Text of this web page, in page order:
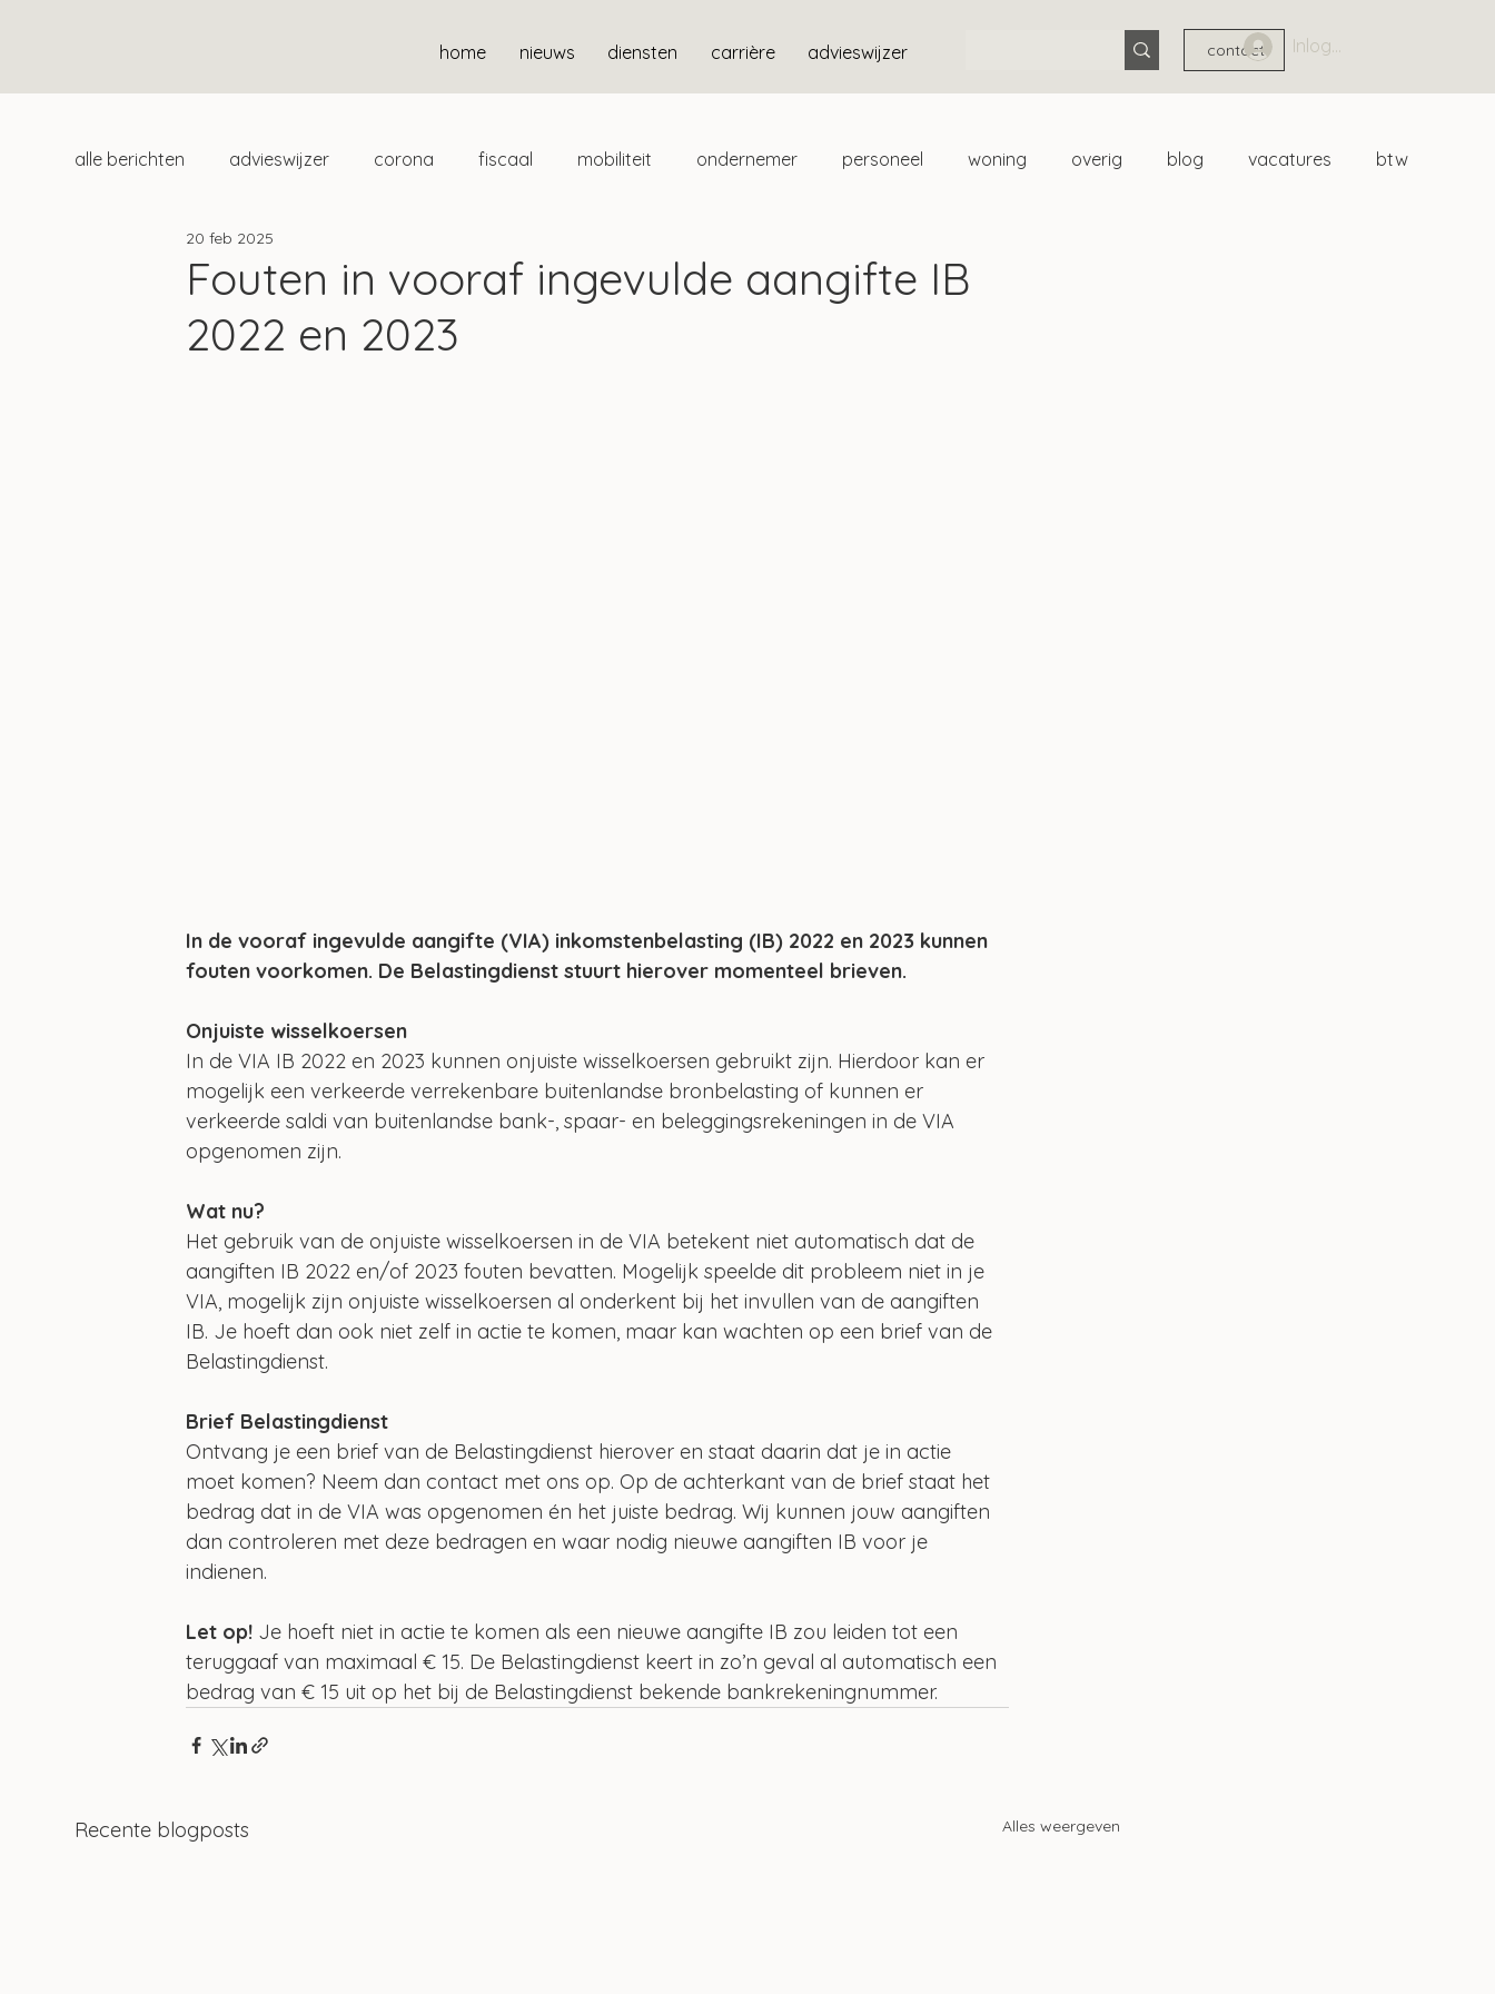
contact
home nieuws diensten carrière advieswijzer Inloggen
alle berichten advieswijzer corona fiscaal mobiliteit ondernemer personeel woning overig blog vacatures btw
duurzaam home
Fouten in vooraf ingevulde aangifte IB
2022 en 2023
20 feb 2025
In de vooraf ingevulde aangifte (VIA) inkomstenbelasting (IB) 2022 en 2023 kunnen
fouten voorkomen. De Belastingdienst stuurt hierover momenteel brieven.
Onjuiste wisselkoersen
In de VIA IB 2022 en 2023 kunnen onjuiste wisselkoersen gebruikt zijn. Hierdoor kan er
mogelijk een verkeerde verrekenbare buitenlandse bronbelasting of kunnen er
verkeerde saldi van buitenlandse bank-, spaar- en beleggingsrekeningen in de VIA
opgenomen zijn.
Wat nu?
Het gebruik van de onjuiste wisselkoersen in de VIA betekent niet automatisch dat de
aangiften IB 2022 en/of 2023 fouten bevatten. Mogelijk speelde dit probleem niet in je
VIA, mogelijk zijn onjuiste wisselkoersen al onderkent bij het invullen van de aangiften
IB. Je hoeft dan ook niet zelf in actie te komen, maar kan wachten op een brief van de
Belastingdienst.
Brief Belastingdienst
Ontvang je een brief van de Belastingdienst hierover en staat daarin dat je in actie
moet komen? Neem dan contact met ons op. Op de achterkant van de brief staat het
bedrag dat in de VIA was opgenomen én het juiste bedrag. Wij kunnen jouw aangiften
dan controleren met deze bedragen en waar nodig nieuwe aangiften IB voor je
indienen.
Let op! Je hoeft niet in actie te komen als een nieuwe aangifte IB zou leiden tot een
teruggaaf van maximaal € 15. De Belastingdienst keert in zo’n geval al automatisch een
bedrag van € 15 uit op het bij de Belastingdienst bekende bankrekeningnummer.
Recente blogposts Alles weergeven